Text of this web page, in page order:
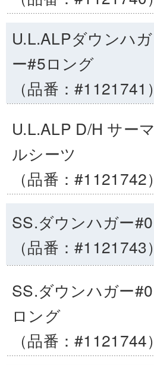
U.L.ALPダウンハガ
ー#5ロング
（品番：#1121741）
U.L.ALP D/H サーマ
ルシーツ
（品番：#1121742）
SS.ダウンハガー#0
（品番：#1121743）
SS.ダウンハガー#0
ロング
（品番：#1121744）